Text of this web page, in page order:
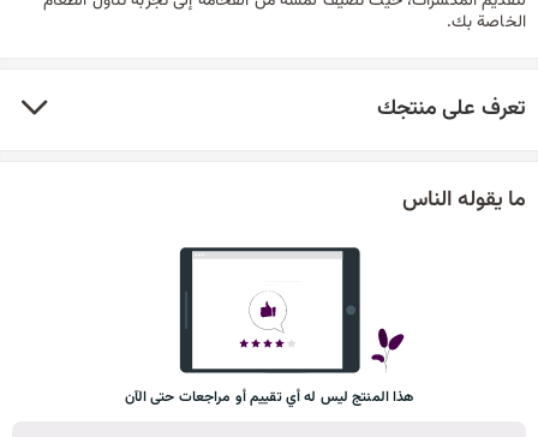
الخاصة بك.
تعرف على منتجك
ما يقوله الناس
هذا المنتج ليس له أي تقييم أو مراجعات حتى الآن